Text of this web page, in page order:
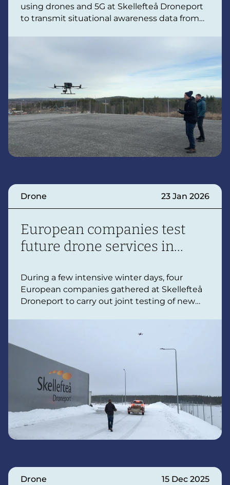
using drones and 5G at Skellefteå Droneport
to transmit situational awareness data from
emergency response and lay the foundation
for increased collaboration between public
safety actors.
Drone 23 Jan 2026
European companies test
future drone services in
During a few intensive winter days, four
European companies gathered at Skellefteå
Droneport to carry out joint testing of new
and rapidly changing weather conditions, the
companies had the opportunity to verify
technology, exchange experience and take
important steps towards the future of air
mobility.
Drone 15 Dec 2025